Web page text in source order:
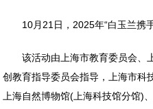
10月21日，2025年“白玉兰携
该活动由上海市教育委员会、
创教育指导委员会指导，上海市科
上海自然博物馆(上海科技馆分馆)